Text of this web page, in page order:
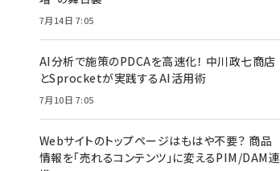
7月14日 7:05
AI分析で施策のPDCAを高速化！ 中川政七商店
とSprocketが実践するAI活用術
7月10日 7:05
Webサイトのトップページはもはや不要？ 商品
情報を「売れるコンテンツ」に変えるPIM/DAM連